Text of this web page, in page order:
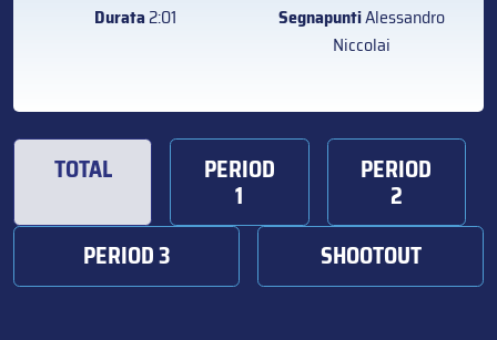
Durata2:01 SegnapuntiAlessandro
Niccolai
TOTAL PERIOD
1
PERIOD
2
PERIOD 3
SHOOTOUT